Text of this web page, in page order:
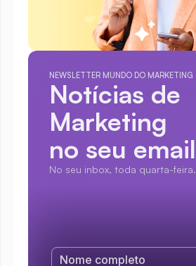
NEWSLETTER MUNDO DO MARKETING
Notícias de
Marketing
no seu email
No seu inbox, toda quarta-feira.